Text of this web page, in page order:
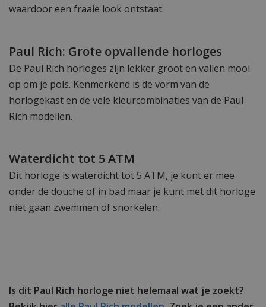
waardoor een fraaie look ontstaat.
Paul Rich: Grote opvallende horloges
De Paul Rich horloges zijn lekker groot en vallen mooi
op om je pols. Kenmerkend is de vorm van de
horlogekast en de vele kleurcombinaties van de Paul
Rich modellen.
Waterdicht tot 5 ATM
Dit horloge is waterdicht tot 5 ATM, je kunt er mee
onder de douche of in bad maar je kunt met dit horloge
niet gaan zwemmen of snorkelen.
Is dit Paul Rich horloge niet helemaal wat je zoekt?